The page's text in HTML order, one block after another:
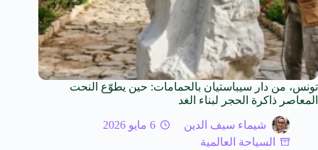
تونس، من دار سيباستيان بالحمامات: حين يطوّع النحت
المعاصر ذاكرة الحجر لبناء الغد
شيماء سيف الدين
6 مايو 2026
السياحة العالمية